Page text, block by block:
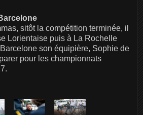
sitôt la compétition terminée, il
Lorientaise puis à La Rochelle
son équipière, Sophie de
pour les championnats